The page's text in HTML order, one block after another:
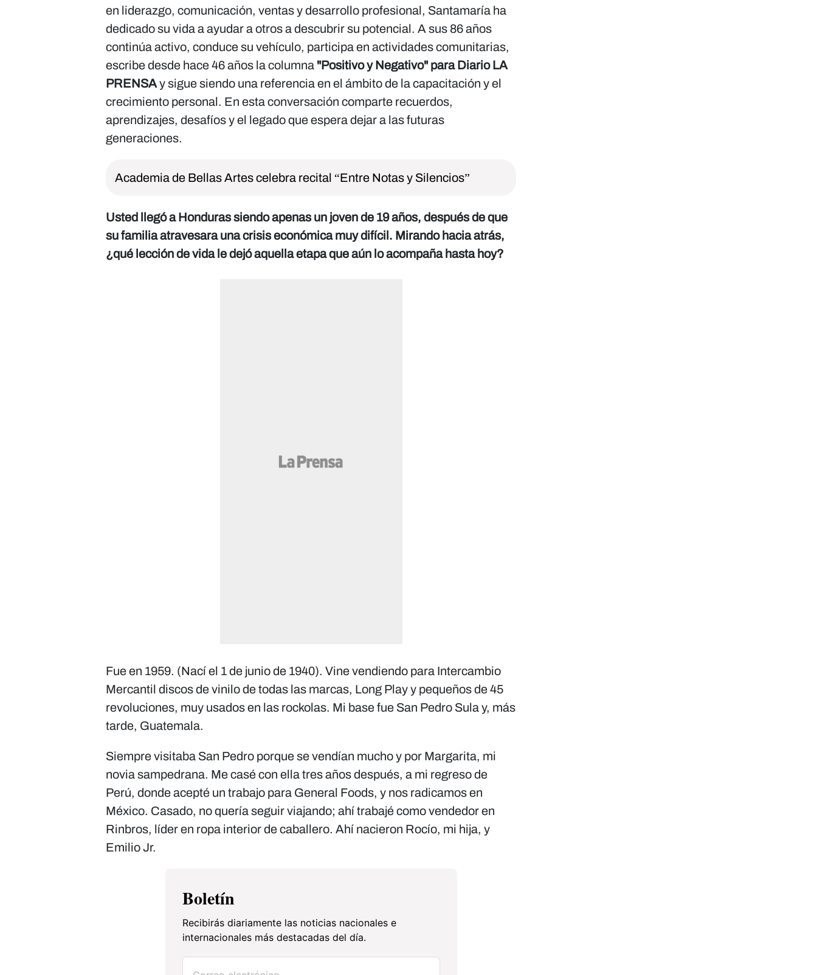
en liderazgo, comunicación, ventas y desarrollo profesional, Santamaría ha
dedicado su vida a ayudar a otros a descubrir su potencial. A sus 86 años
continúa activo, conduce su vehículo, participa en actividades comunitarias,
escribe desde hace 46 años la columna "Positivo y Negativo" para Diario LA
PRENSAy sigue siendo una referencia en el ámbito de la capacitación y el
crecimiento personal. En esta conversación comparte recuerdos,
aprendizajes, desafíos y el legado que espera dejar a las futuras
generaciones.
Academia de Bellas Artes celebra recital “Entre Notas y Silencios”
Usted llegó a Honduras siendo apenas un joven de 19 años, después de que
su familia atravesara una crisis económica muy difícil. Mirando hacia atrás,
¿qué lección de vida le dejó aquella etapa que aún lo acompaña hasta hoy?
Fue en 1959. (Nací el 1 de junio de 1940). Vine vendiendo para Intercambio
Mercantil discos de vinilo de todas las marcas, Long Play y pequeños de 45
revoluciones, muy usados en las rockolas. Mi base fue San Pedro Sula y, más
tarde, Guatemala.
Siempre visitaba San Pedro porque se vendían mucho y por Margarita, mi
novia sampedrana. Me casé con ella tres años después, a mi regreso de
Perú, donde acepté un trabajo para General Foods, y nos radicamos en
México. Casado, no quería seguir viajando; ahí trabajé como vendedor en
Rinbros, líder en ropa interior de caballero. Ahí nacieron Rocío, mi hija, y
Emilio Jr.
Boletín
Recibirás diariamente las noticias nacionales e
internacionales más destacadas del día.